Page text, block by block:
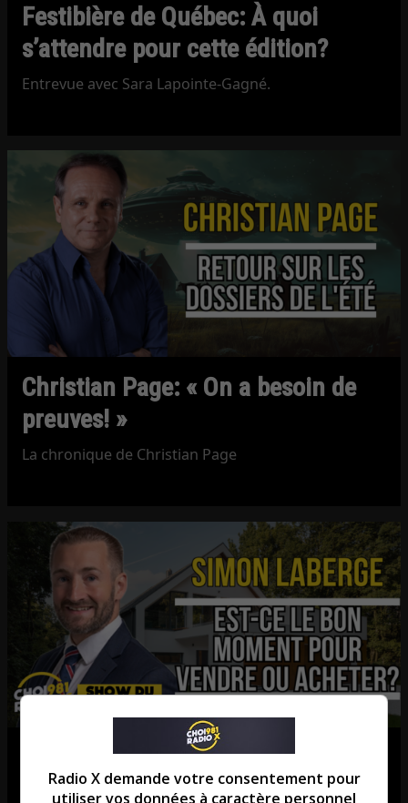
Festibière de Québec: À quoi
s’attendre pour cette édition?
Entrevue avec Sara Lapointe-Gagné.
Christian Page: « On a besoin de
preuves! »
La chronique de Christian Page
Est-ce le bon moment pour vendre
ou acheter?
Radio X demande votre consentement pour
utiliser vos données à caractère personnel